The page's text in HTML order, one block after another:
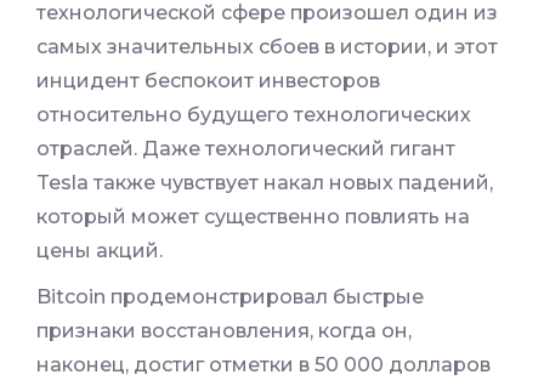
технологической сфере произошел один из
самых значительных сбоев в истории, и этот
инцидент беспокоит инвесторов
относительно будущего технологических
отраслей. Даже технологический гигант
Tesla также чувствует накал новых падений,
который может существенно повлиять на
цены акций.
Bitcoin продемонстрировал быстрые
признаки восстановления, когда он,
наконец, достиг отметки в 50 000 долларов